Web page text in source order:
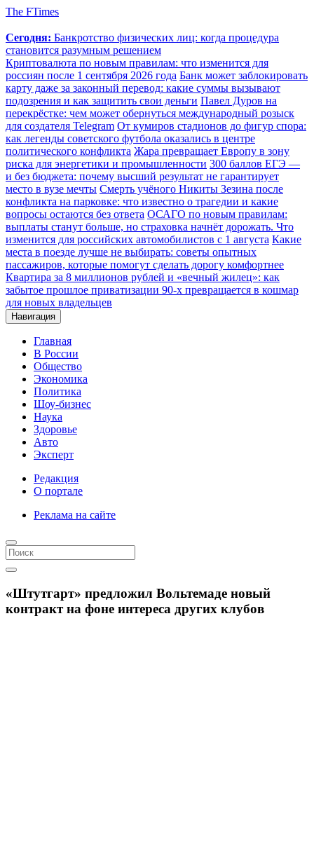
The FTimes
Сегодня: Банкротство физических лиц: когда процедура
становится разумным решением
Криптовалюта по новым правилам: что изменится для
россиян после 1 сентября 2026 года Банк может заблокировать
карту даже за законный перевод: какие суммы вызывают
подозрения и как защитить свои деньги Павел Дуров на
перекрёстке: чем может обернуться международный розыск
для создателя Telegram От кумиров стадионов до фигур спора:
как легенды советского футбола оказались в центре
политического конфликта Жара превращает Европу в зону
риска для энергетики и промышленности 300 баллов ЕГЭ —
и без бюджета: почему высший результат не гарантирует
место в вузе мечты Смерть учёного Никиты Зезина после
конфликта на парковке: что известно о трагедии и какие
вопросы остаются без ответа ОСАГО по новым правилам:
выплаты станут больше, но страховка начнёт дорожать. Что
изменится для российских автомобилистов с 1 августа Какие
места в поезде лучше не выбирать: советы опытных
пассажиров, которые помогут сделать дорогу комфортнее
Квартира за 8 миллионов рублей и «вечный жилец»: как
забытое прошлое приватизации 90-х превращается в кошмар
для новых владельцев
Навигация
Главная
В России
Общество
Экономика
Политика
Шоу-бизнес
Наука
Здоровье
Авто
Эксперт
Редакция
О портале
Реклама на сайте
«Штутгарт» предложил Вольтемаде новый
контракт на фоне интереса других клубов